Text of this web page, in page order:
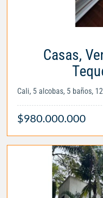
Casas,
Cali, 5 alcobas, 5 baños,
$980.000.000